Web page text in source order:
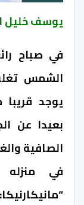
يوسف خليل
في صباح
الشمس
يوجد
بعيدا عن
الصافية
في منزله